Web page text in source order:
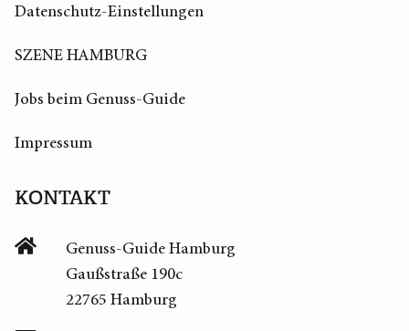
Datenschutz-Einstellungen
SZENE HAMBURG
Jobs beim Genuss-Guide
Impressum
KONTAKT
Genuss-Guide Hamburg
Gaußstraße 190c
22765 Hamburg